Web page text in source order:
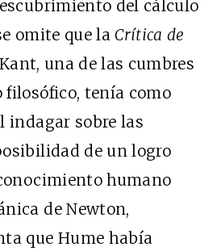
del cálculo
omite que laCrítica de
una de las cumbres
filosófico, tenía como
indagar sobre las
de un logro
humano
de Newton,
que Hume había